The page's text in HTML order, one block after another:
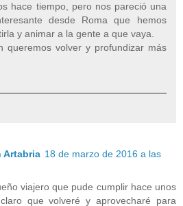
hace tiempo, pero nos pareció una
desde Roma que hemos
y animar a la gente a que vaya.
queremos volver y profundizar más
Artabria 18 de marzo de 2016 a las
viajero que pude cumplir hace unos
que volveré y aprovecharé para